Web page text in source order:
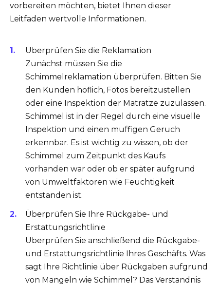
vorbereiten möchten, bietet Ihnen dieser
Leitfaden wertvolle Informationen.
Überprüfen Sie die Reklamation
Zunächst müssen Sie die
Schimmelreklamation überprüfen. Bitten Sie
den Kunden höflich, Fotos bereitzustellen
oder eine Inspektion der Matratze zuzulassen.
Schimmel ist in der Regel durch eine visuelle
Inspektion und einen muffigen Geruch
erkennbar. Es ist wichtig zu wissen, ob der
Schimmel zum Zeitpunkt des Kaufs
vorhanden war oder ob er später aufgrund
von Umweltfaktoren wie Feuchtigkeit
entstanden ist.
Überprüfen Sie Ihre Rückgabe- und
Erstattungsrichtlinie
Überprüfen Sie anschließend die Rückgabe-
und Erstattungsrichtlinie Ihres Geschäfts. Was
sagt Ihre Richtlinie über Rückgaben aufgrund
von Mängeln wie Schimmel? Das Verständnis